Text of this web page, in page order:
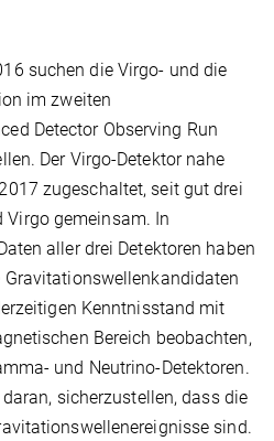
suchen die Virgo- und die
im zweiten
Detector Observing Run
Der Virgo-Detektor nahe
zugeschaltet, seit gut drei
Virgo gemeinsam. In
aller drei Detektoren haben
Kenntnisstand mit
Bereich beobachten,
und Neutrino-Detektoren.
sicherzustellen, dass die
sind.